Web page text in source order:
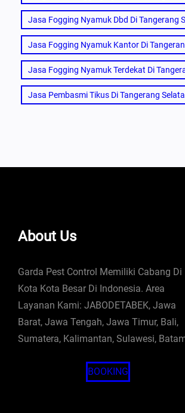
Jasa Fogging Nyamuk Dbd Di Tangerang
Jasa Fogging Nyamuk Kantor Di
Jasa Fogging Nyamuk Terdekat Di
Jasa Pembasmi Tikus Di Tangerang
About Us
Garda Pest Control Memiliki Cabang Di
Kota Kota Besar Di Indonesia. Area
Layanan Kami: JABODETABEK, Jawa
Barat, Jawa Tengah, Jawa Timur, Bali,
Sumatera, Kalimantan, Sulawesi,
BOOKING